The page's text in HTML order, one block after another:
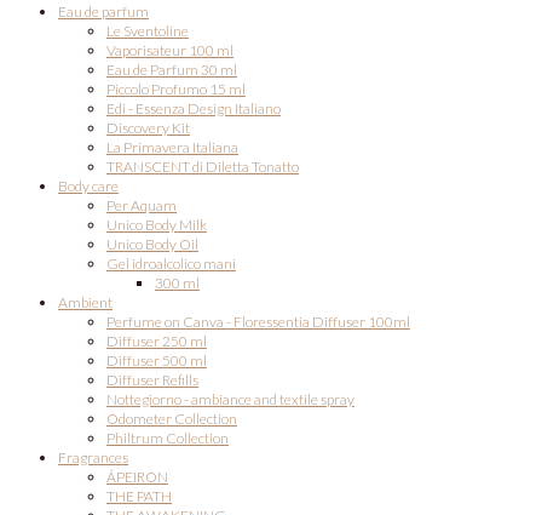
Eau de parfum
Le Sventoline
Vaporisateur 100 ml
Eau de Parfum 30 ml
Piccolo Profumo 15 ml
Edi - Essenza Design Italiano
Discovery Kit
La Primavera Italiana
TRANSCENT di Diletta Tonatto
Body care
Per Aquam
Unico Body Milk
Unico Body Oil
Gel idroalcolico mani
300 ml
Ambient
Perfume on Canva - Floressentia Diffuser 100ml
Diffuser 250 ml
Diffuser 500 ml
Diffuser Refills
Nottegiorno - ambiance and textile spray
Odometer Collection
Philtrum Collection
Fragrances
ÁPEIRON
THE PATH